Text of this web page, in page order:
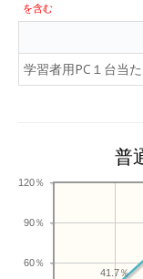
を含む
学習者用PC１台当
普
60％
90％
120％
41.7％